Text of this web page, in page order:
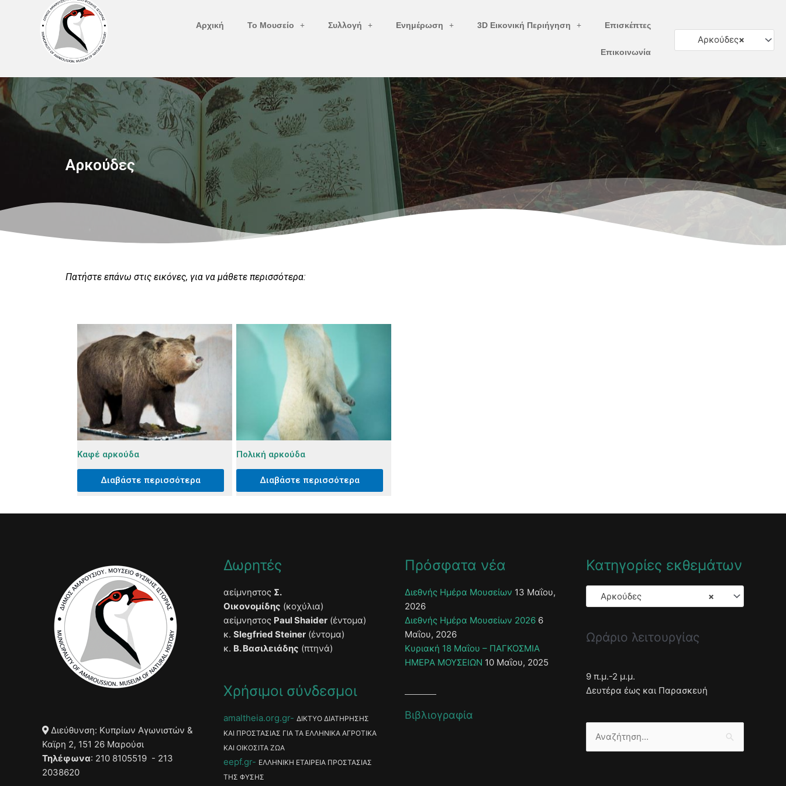
περιεχόμενο
Αρχική Το Μουσείο Συλλογή Ενημέρωση 3D Εικονική Περιήγηση Επισκέπτες
Επικοινωνία
×
Αρκούδες
Αρκούδες
Πατήστε επάνω στις εικόνες, για να μάθετε περισσότερα:
Καφέ αρκούδα
Διαβάστε περισσότερα
Πολική αρκούδα
Διαβάστε περισσότερα
Διεύθυνση: Κυπρίων Αγωνιστών &
Καϊρη 2, 151 26 Μαρούσι
Τηλέφωνα: 210 8105519 - 213
2038620
Δωρητές
αείμνηστος Σ.
Οικονομίδης (κοχύλια)
αείμνηστος Paul Shaider (έντομα)
κ. Slegfried Steiner (έντομα)
κ. Β. Βασιλειάδης (πτηνά)
Χρήσιμοι σύνδεσμοι
amaltheia.org.gr
ΔΙΚΤΥΟ ΔΙΑΤΗΡΗΣΗΣ
ΚΑΙ ΠΡΟΣΤΑΣΙΑΣ ΓΙΑ ΤΑ ΕΛΛΗΝΙΚΑ ΑΓΡΟΤΙΚΑ
ΚΑΙ ΟΙΚΟΣΙΤΑ ΖΩΑ
eepf.gr
ΕΛΛΗΝΙΚΗ ΕΤΑΙΡΕΙΑ ΠΡΟΣΤΑΣΙΑΣ
ΤΗΣ ΦΥΣΗΣ
Πρόσφατα νέα
Διεθνής Ημέρα Μουσείων 13 Μαΐου,
2026
Διεθνής Ημέρα Μουσείων 2026 6
Μαΐου, 2026
Κυριακή 18 Μαΐου – ΠΑΓΚΟΣΜΙΑ
ΗΜΕΡΑ ΜΟΥΣΕΙΩΝ 10 Μαΐου, 2025
Βιβλιογραφία
Κατηγορίες εκθεμάτων
×
Αρκούδες
Ωράριο λειτουργίας
9 π.μ.-2 μ.μ.
Δευτέρα έως και Παρασκευή
Αναζήτηση
για: